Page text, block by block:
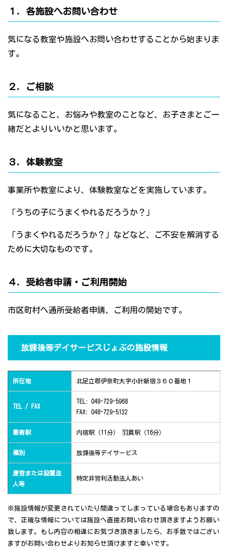
１．各施設へお問い合わせ
気になる教室や施設へお問い合わせすることから始まりま
す。
２．ご相談
気になること、お悩みや教室のことなど、お子さまとご一
緒だとよりいいかと思います。
３．体験教室
事業所や教室により、体験教室などを実施しています。
「うちの子にうまくやれるだろうか？」
「うまくやれるだろうか？」などなど、ご不安を解消する
ために大切なものです。
４．受給者申請・ご利用開始
市区町村へ通所受給者申請、ご利用の開始です。
放課後等デイサービスじょぶの施設情報
所在地 北足立郡伊奈町大字小針新宿３６０番地１
TEL / FAX
TEL: 048-729-5968
FAX: 048-729-5132
最寄駅 内宿駅（11分） 羽貫駅（16分）
種別 放課後等デイサービス
運営または設置法
人等
特定非営利活動法人あい
※施設情報が変更されていたり間違ってしまっている場合もありますの
で、正確な情報については施設へ直接お問い合わせ頂きますようお願い
致します。もし内容の相違にお気づき頂きましたら、お手数ではござい
ますがお問い合わせよりお知らせ頂けますと幸いです。